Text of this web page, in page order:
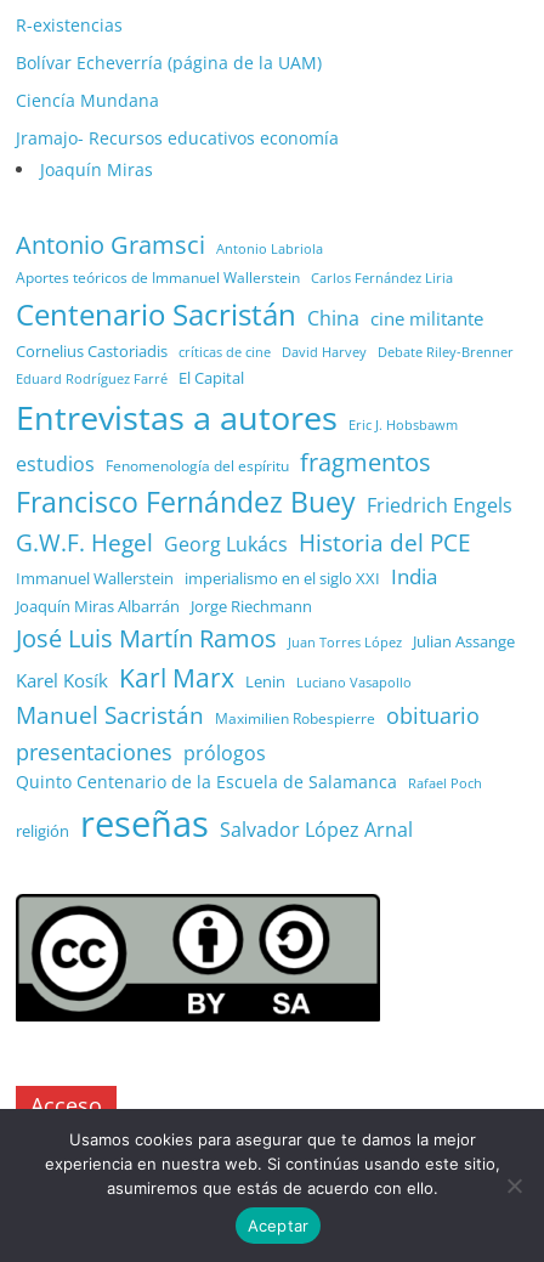
R-existencias
Bolívar Echeverría (página de la UAM)
Ciencía Mundana
Jramajo- Recursos educativos economía
Joaquín Miras
Antonio Gramsci Antonio Labriola
Aportes teóricos de Immanuel Wallerstein Carlos Fernández Liria
Centenario Sacristán China cine militante
Cornelius Castoriadis críticas de cine David Harvey Debate Riley-Brenner
Eduard Rodríguez Farré El Capital
Entrevistas a autores Eric J. Hobsbawm
estudios Fenomenología del espíritu fragmentos
Francisco Fernández Buey Friedrich Engels
G.W.F. Hegel Georg Lukács Historia del PCE
Immanuel Wallerstein imperialismo en el siglo XXI India
Joaquín Miras Albarrán Jorge Riechmann
José Luis Martín Ramos Juan Torres López Julian Assange
Karel Kosík Karl Marx Lenin Luciano Vasapollo
Manuel Sacristán Maximilien Robespierre
obituario
presentaciones prólogos
Quinto Centenario de la Escuela de Salamanca Rafael Poch
religión reseñas Salvador López Arnal
Acceso
Acceder
Usamos cookies para asegurar que te damos la mejor
experiencia en nuestra web. Si continúas usando este sitio,
asumiremos que estás de acuerdo con ello.
Aceptar